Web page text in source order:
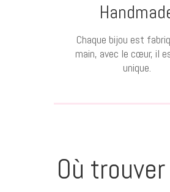
Chaque bijou est
main, avec le cœur, il
unique.
Où